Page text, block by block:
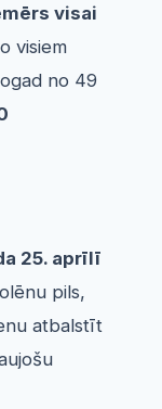
visai
visiem
no 49
25. aprīlī
pils,
atbalstīt